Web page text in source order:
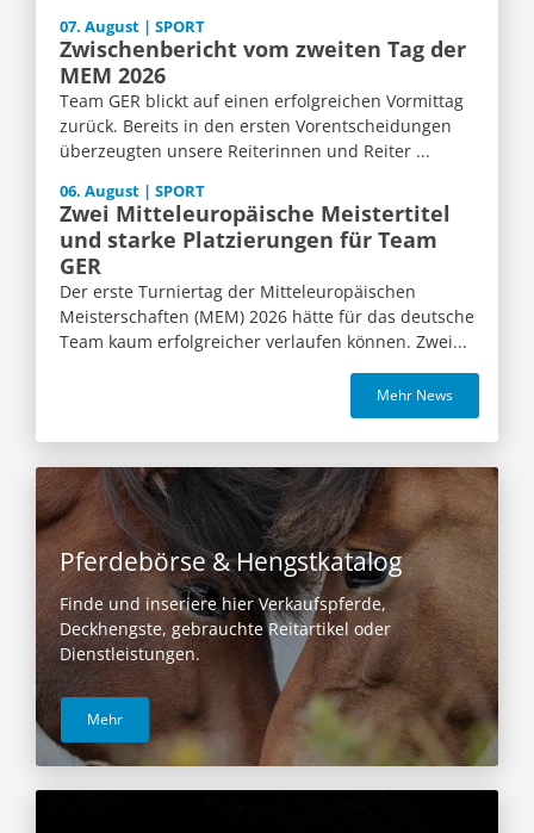
07. August | SPORT
Zwischenbericht vom zweiten Tag der
MEM 2026
Team GER blickt auf einen erfolgreichen Vormittag
zurück. Bereits in den ersten Vorentscheidungen
überzeugten unsere Reiterinnen und Reiter ...
06. August | SPORT
Zwei Mitteleuropäische Meistertitel
und starke Platzierungen für Team
GER
Der erste Turniertag der Mitteleuropäischen
Meisterschaften (MEM) 2026 hätte für das deutsche
Team kaum erfolgreicher verlaufen können. Zwei...
Mehr News
Pferdebörse & Hengstkatalog
Finde und inseriere hier Verkaufspferde,
Deckhengste, gebrauchte Reitartikel oder
Dienstleistungen.
Mehr